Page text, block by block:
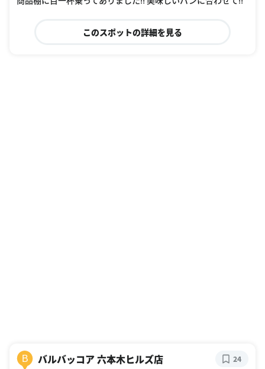
このスポットの詳細を見る
B バルバッコア 六本木ヒルズ店 24